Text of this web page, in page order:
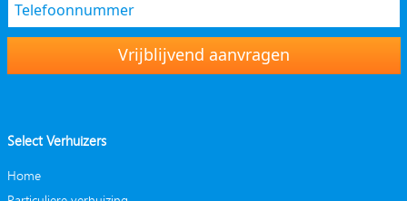
Vrijblijvend aanvragen
Select Verhuizers
Home